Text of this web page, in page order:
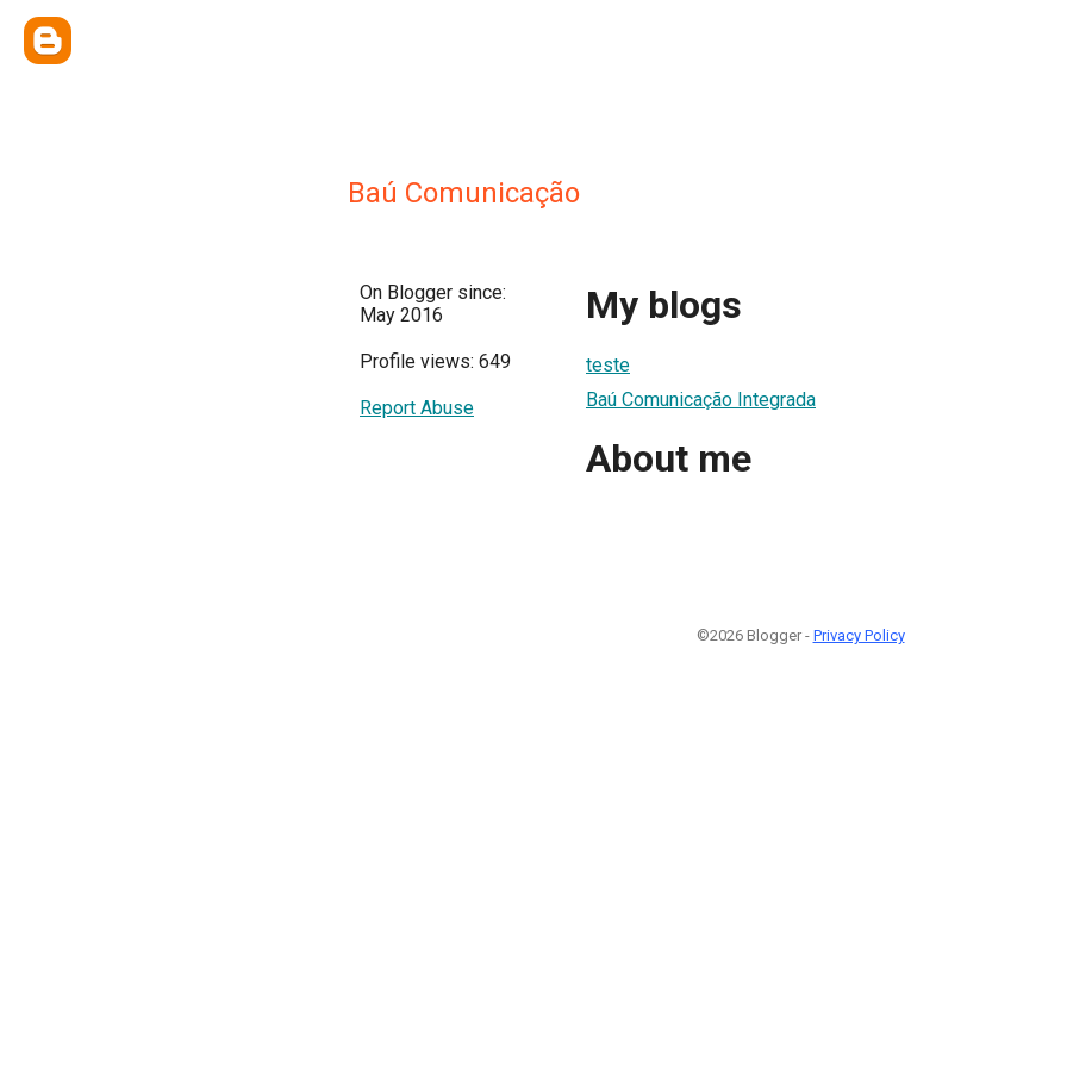
Baú Comunicação
On Blogger since:
May 2016
Profile views: 649
Report Abuse
My blogs
teste
Baú Comunicação Integrada
About me
©2026 Blogger - Privacy Policy